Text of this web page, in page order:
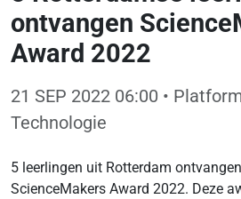
ontvangen
Award 2022
21 SEP 2022 06:00 •
Technologie
5 leerlingen uit Rotterdam
ScienceMakers Award 2022. Deze